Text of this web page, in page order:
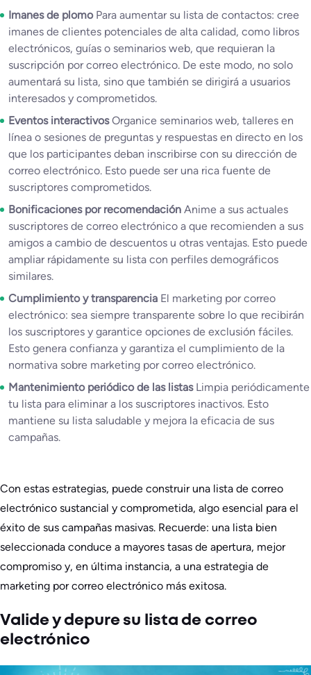
Imanes de plomo Para aumentar su lista de contactos: cree
imanes de clientes potenciales de alta calidad, como libros
electrónicos, guías o seminarios web, que requieran la
suscripción por correo electrónico. De este modo, no solo
aumentará su lista, sino que también se dirigirá a usuarios
interesados y comprometidos.
Eventos interactivosOrganice seminarios web, talleres en
línea o sesiones de preguntas y respuestas en directo en los
que los participantes deban inscribirse con su dirección de
correo electrónico. Esto puede ser una rica fuente de
suscriptores comprometidos.
Bonificaciones por recomendación Anime a sus actuales
suscriptores de correo electrónico a que recomienden a sus
amigos a cambio de descuentos u otras ventajas. Esto puede
ampliar rápidamente su lista con perfiles demográficos
similares.
Cumplimiento y transparencia El marketing por correo
electrónico: sea siempre transparente sobre lo que recibirán
los suscriptores y garantice opciones de exclusión fáciles.
Esto genera confianza y garantiza el cumplimiento de la
normativa sobre marketing por correo electrónico.
Mantenimiento periódico de las listas Limpia periódicamente
tu lista para eliminar a los suscriptores inactivos. Esto
mantiene su lista saludable y mejora la eficacia de sus
campañas.
Con estas estrategias, puede construir una lista de correo
electrónico sustancial y comprometida, algo esencial para el
éxito de sus campañas masivas. Recuerde: una lista bien
seleccionada conduce a mayores tasas de apertura, mejor
compromiso y, en última instancia, a una estrategia de
marketing por correo electrónico más exitosa.
Valide y depure su lista de correo
electrónico